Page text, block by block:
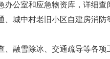
公室和应急物资库，详细查
城中村老旧小区自建房消防
融雪除冰、交通疏导等各项